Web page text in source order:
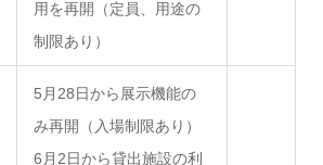
用を再開（定員、用途の
制限あり）
5月28日から展示機能の
み再開（入場制限あり）
6月2日から貸出施設の利